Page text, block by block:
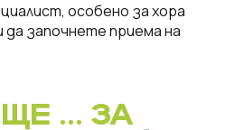
особено за хора
да започнете приема на
... ЗА